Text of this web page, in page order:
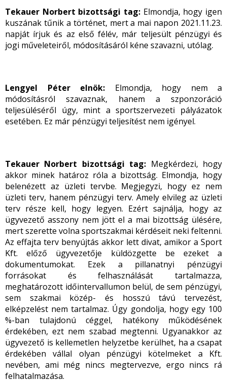
Tekauer Norbert bizottsági tag: Elmondja, hogy igen
kuszának tűnik a történet, mert a mai napon 2021.11.23.
napját írjuk és az első félév, már teljesült pénzügyi és
jogi műveleteiről, módosításáról kéne szavazni, utólag.
Lengyel Péter elnök: Elmondja, hogy nem a
módosításról szavaznak, hanem a szponzoráció
teljesüléséről úgy, mint a sportszervezeti pályázatok
esetében. Ez már pénzügyi teljesítést nem igényel.
Tekauer Norbert bizottsági tag: Megkérdezi, hogy
akkor minek határoz róla a bizottság. Elmondja, hogy
belenézett az üzleti tervbe. Megjegyzi, hogy ez nem
üzleti terv, hanem pénzügyi terv. Amely elvileg az üzleti
terv része kell, hogy legyen. Ezért sajnálja, hogy az
ügyvezető asszony nem jött el a mai bizottság ülésére,
mert szerette volna sportszakmai kérdéseit neki feltenni.
Az effajta terv benyújtás akkor lett divat, amikor a Sport
Kft. előző ügyvezetője küldözgette be ezeket a
dokumentumokat. Ezek a pillanatnyi pénzügyi
forrásokat és felhasználását tartalmazza,
meghatározott időintervallumon belül, de sem pénzügyi,
sem szakmai közép- és hosszú távú tervezést,
elképzelést nem tartalmaz. Úgy gondolja, hogy egy 100
%-ban tulajdonú céggel, hatékony működésének
érdekében, ezt nem szabad megtenni. Ugyanakkor az
ügyvezető is kellemetlen helyzetbe kerülhet, ha a csapat
érdekében vállal olyan pénzügyi kötelmeket a Kft.
nevében, ami még nincs megtervezve, ergo nincs rá
felhatalmazása.